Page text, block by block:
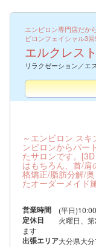
エンビロン専門店だか
ビロンフェイシャル3回
エルクレス
リラクゼーション／エ
～エンビロン ス
ンビロンからパー
たサロンです。
はもちろん、首/
格矯正/脂肪分解/
たオーダーメイド
営業時間 (平日
定休日
火曜日、
ます
出張エリア大分県大